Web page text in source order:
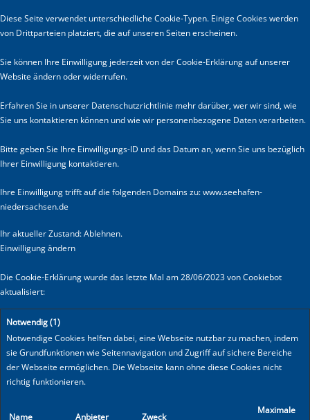
Diese Seite verwendet unterschiedliche Cookie-Typen. Einige Cookies werden
von Drittparteien platziert, die auf unseren Seiten erscheinen.
Sie können Ihre Einwilligung jederzeit von der Cookie-Erklärung auf unserer
Website ändern oder widerrufen.
Erfahren Sie in unserer Datenschutzrichtlinie mehr darüber, wer wir sind, wie
Sie uns kontaktieren können und wie wir personenbezogene Daten verarbeiten.
Bitte geben Sie Ihre Einwilligungs-ID und das Datum an, wenn Sie uns bezüglich
Ihrer Einwilligung kontaktieren.
Ihre Einwilligung trifft auf die folgenden Domains zu: www.seehafen-
niedersachsen.de
Ihr aktueller Zustand: Ablehnen.
Einwilligung ändern
Die Cookie-Erklärung wurde das letzte Mal am 28/06/2023 vonCookiebot
aktualisiert:
Notwendig (1)
Notwendige Cookies helfen dabei, eine Webseite nutzbar zu machen, indem
sie Grundfunktionen wie Seitennavigation und Zugriff auf sichere Bereiche
der Webseite ermöglichen. Die Webseite kann ohne diese Cookies nicht
richtig funktionieren.
Name Anbieter Zweck
Maximale